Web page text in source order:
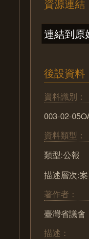
資源連結
連結到原
後設資料
資料識別：
003-02-
資料類型：
類型:公報
描述層次:案
著作者：
臺灣省議會
描述：